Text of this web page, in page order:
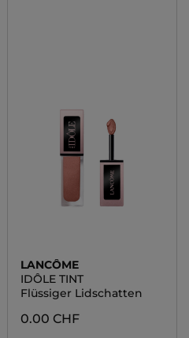
LANCÔME
IDÔLE TINT
Flüssiger Lidschatten
0.00 CHF